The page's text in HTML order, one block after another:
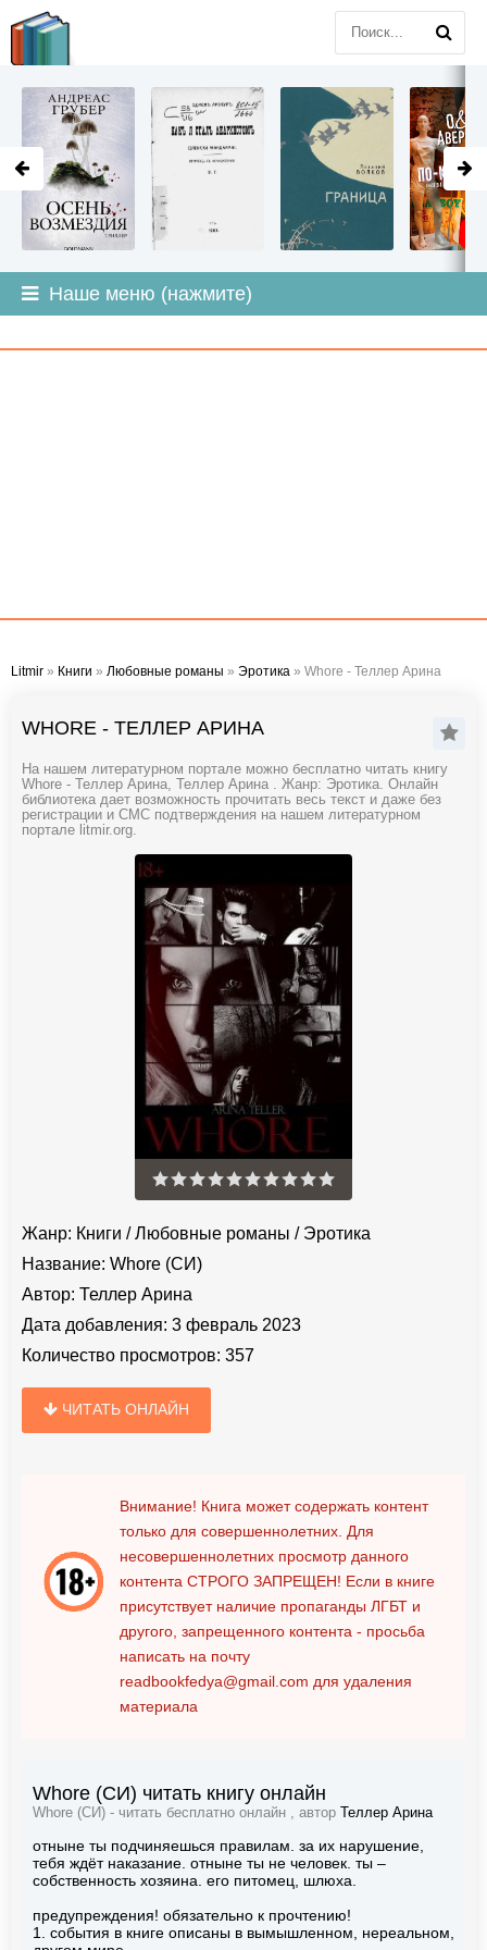
Наше меню (нажмите)
Litmir » Книги » Любовные романы » Эротика » Whore - Теллер Арина
WHORE - ТЕЛЛЕР АРИНА
На нашем литературном портале можно бесплатно читать книгу
Whore - Теллер Арина, Теллер Арина . Жанр: Эротика. Онлайн
библиотека дает возможность прочитать весь текст и даже без
регистрации и СМС подтверждения на нашем литературном
портале litmir.org.
Жанр: Книги /Любовные романы / Эротика
Название: Whore (СИ)
Автор: Теллер Арина
Дата добавления: 3 февраль 2023
Количество просмотров: 357
ЧИТАТЬ ОНЛАЙН
Внимание! Книга может содержать контент
только для совершеннолетних. Для
несовершеннолетних просмотр данного
контента СТРОГО ЗАПРЕЩЕН! Если в книге
присутствует наличие пропаганды ЛГБТ и
другого, запрещенного контента - просьба
написать на почту
readbookfedya@gmail.com для удаления
материала
Whore (СИ) читать книгу онлайн
Whore (СИ) - читать бесплатно онлайн , автор Теллер Арина
отныне ты подчиняешься правилам. за их нарушение,
тебя ждёт наказание. отныне ты не человек. ты –
собственность хозяина. его питомец, шлюха.
предупреждения! обязательно к прочтению!
1. события в книге описаны в вымышленном, нереальном,
LITMIR.ORG